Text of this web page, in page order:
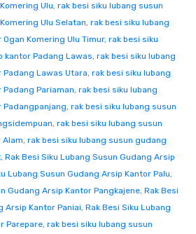
Ulu, rak besi siku lubang susun
Ulu Selatan, rak besi siku lubang
Komering Ulu Timur, rak besi siku
kantor Padang Lawas, rak besi siku lubang
Lawas Utara, rak besi siku lubang
Pariaman, rak besi siku lubang
, rak besi siku lubang susun
, rak besi siku lubang susun
Alam, rak besi siku lubang susun gudang
, Rak Besi Siku Lubang Susun Gudang Arsip
Lubang Susun Gudang Arsip Kantor Palu,
Gudang Arsip Kantor Pangkajene, Rak Besi
Arsip Kantor Paniai, Rak Besi Siku Lubang
Parepare, rak besi siku lubang susun